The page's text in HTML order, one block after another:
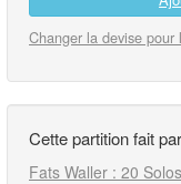
Changer la devise pour
Cette partition fait
Fats Waller : 20